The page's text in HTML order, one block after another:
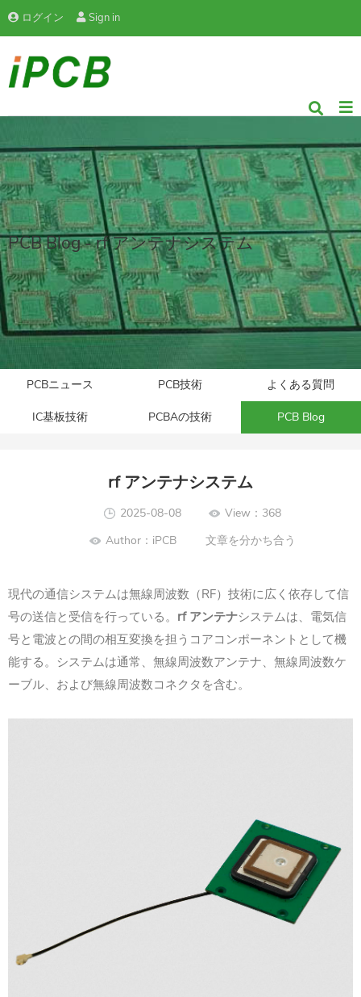
ログイン Sign in
PCB Blog - rf アンテナシステム
PCBニュース PCB技術 よくある質問
IC基板技術 PCBAの技術 PCB Blog
rf アンテナシステム
2025-08-08
View：368
Author：iPCB 文章を分かち合う
現代の通信システムは無線周波数（RF）技術に広く依存して信
号の送信と受信を行っている。 rf アンテナシステムは、電気信
号と電波との間の相互変換を担うコアコンポーネントとして機
能する。システムは通常、無線周波数アンテナ、無線周波数ケ
ーブル、および無線周波数コネクタを含む。